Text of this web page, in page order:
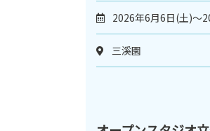
2026年6月6日(土)～
三溪園